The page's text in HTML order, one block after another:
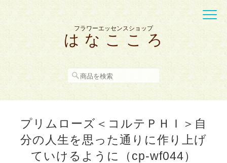
フラワーエッセンスショップ
は な こ こ ろ
プリムローズ＜コルテＰＨＩ＞自
分の人生を思った通りに作り上げ
ていけるように（cp-wf044）